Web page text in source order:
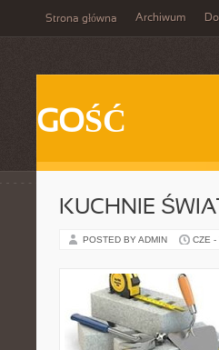
Strona główna Archiwum
GOŚĆ
KUCHNIE
POSTED BY ADMIN CZE -